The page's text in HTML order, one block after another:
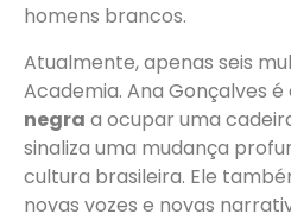
homens brancos.
Atualmente, apenas seis
Academia. Ana Gonçalves é
negra a ocupar uma
sinaliza uma mudança
cultura brasileira. Ele
novas vozes e novas